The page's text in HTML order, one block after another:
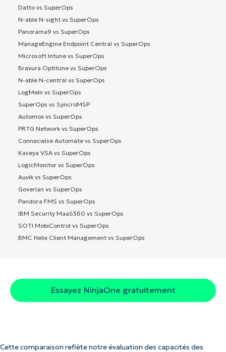
Datto vs SuperOps
N-able N-sight vs SuperOps
Panorama9 vs SuperOps
ManageEngine Endpoint Central vs SuperOps
Microsoft Intune vs SuperOps
Bravura Optitune vs SuperOps
N-able N-central vs SuperOps
LogMeIn vs SuperOps
SuperOps vs SyncroMSP
Automox vs SuperOps
PRTG Network vs SuperOps
Connecwise Automate vs SuperOps
Kaseya VSA vs SuperOps
LogicMonitor vs SuperOps
Auvik vs SuperOps
Goverlan vs SuperOps
Pandora FMS vs SuperOps
IBM Security MaaS360 vs SuperOps
SOTI MobiControl vs SuperOps
BMC Helix Client Management vs SuperOps
Essayez NinjaOne gratuitement
Cette comparaison reflète notre évaluation des capacités des